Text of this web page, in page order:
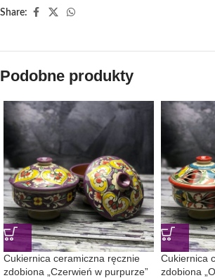
Share:
Podobne produkty
Cukiernica ceramiczna ręcznie
zdobiona „Czerwień w purpurze”
Cukiernica
zdobiona